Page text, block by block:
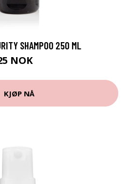
SHAMPOO 250 ML
NOK
KJØP NÅ